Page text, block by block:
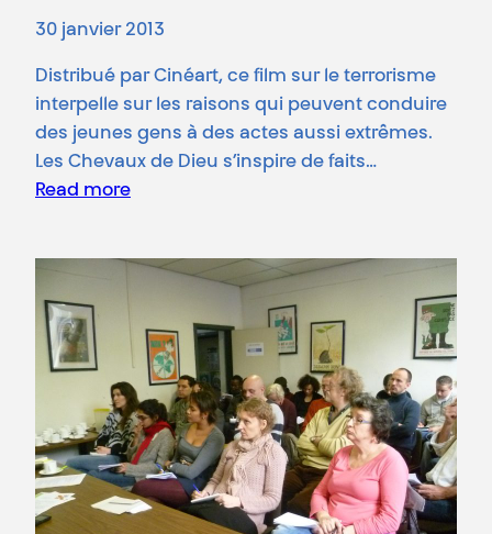
30 janvier 2013
Distribué par Cinéart, ce film sur le terrorisme
interpelle sur les raisons qui peuvent conduire
des jeunes gens à des actes aussi extrêmes.
Les Chevaux de Dieu s’inspire de faits…
Read more